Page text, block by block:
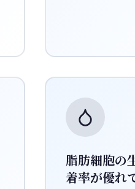
脂肪細胞の
着率が優れ